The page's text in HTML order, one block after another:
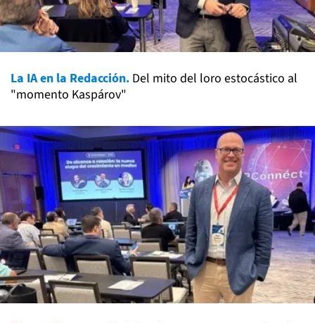
La IA en la Redacción. Del mito del loro estocástico al
"momento Kaspárov"